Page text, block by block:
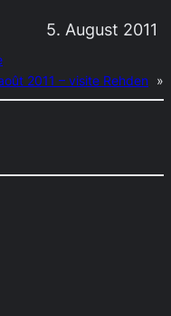
5. August 2011
2011 – visite Rehden »